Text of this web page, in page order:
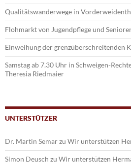
Qualitätswanderwege in
Flohmarkt von Jugendpflege und
Einweihung der grenzüberschreitenden
Samstag ab 7.30 Uhr in Schweigen-
Theresia Riedmaier
UNTERSTÜTZER
Dr. Martin Semarzu Wir unterstützen
Simon Deusch zu Wir unterstützen